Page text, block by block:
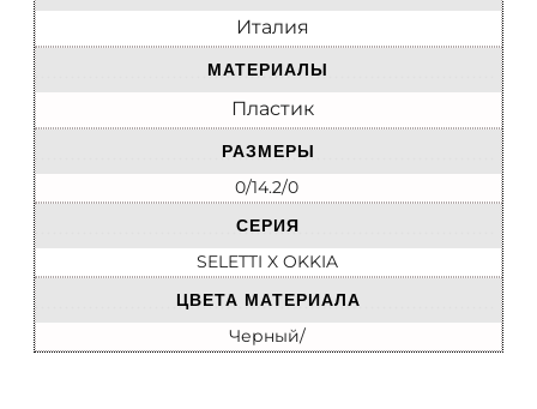
Италия
МАТЕРИАЛЫ
Пластик
РАЗМЕРЫ
0/14.2/0
СЕРИЯ
SELETTI X OKKIA
ЦВЕТА МАТЕРИАЛА
Черный/